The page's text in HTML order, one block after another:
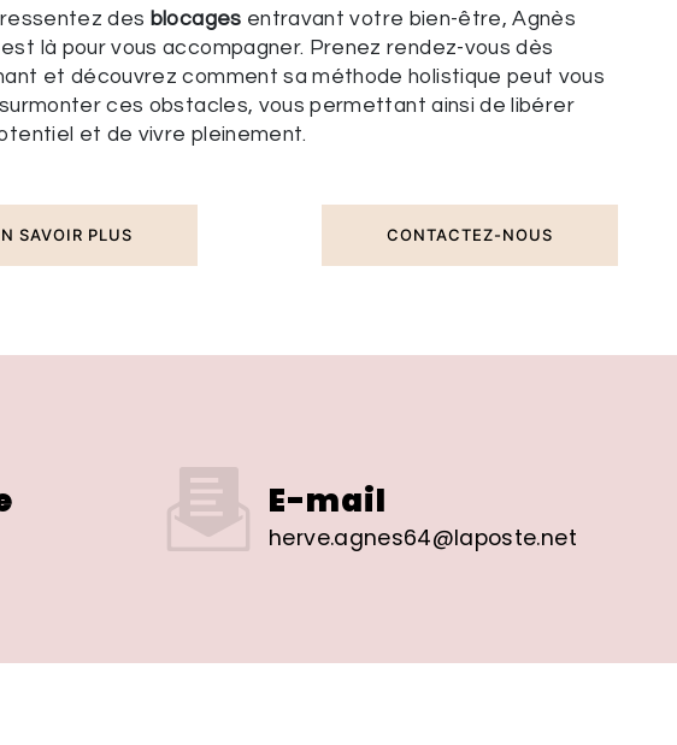
des blocages entravant votre bien-être, Agnès
est là pour vous accompagner. Prenez rendez-vous dès
et découvrez comment sa méthode holistique peut vous
ces obstacles, vous permettant ainsi de libérer
et de vivre pleinement.
SAVOIR PLUS CONTACTEZ-NOUS
E-mail
herve.agnes64@laposte.net